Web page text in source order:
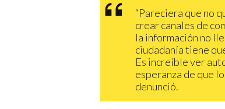
“Pareciera que no
crear canales de
la información no
ciudadanía tiene
Es increíble ver
esperanza de que
denunció.